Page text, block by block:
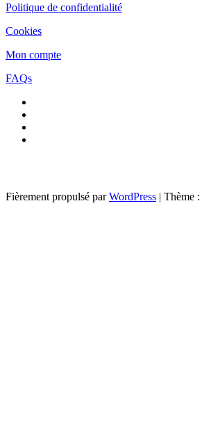
Politique de confidentialité
Cookies
Mon compte
FAQs
Fièrement propulsé parWordPress | Thème :